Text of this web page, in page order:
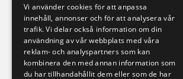
RADIO MODUL TRX BQ 900MHz AU
DEUTSCH
Vi använder cookies för att anpassa
innehåll, annonser och för att analysera vår
trafik. Vi delar också information om din
användning av vår webbplats med våra
reklam- och analyspartners som kan
kombinera den med annan information som
du har tillhandahållit dem eller som de har